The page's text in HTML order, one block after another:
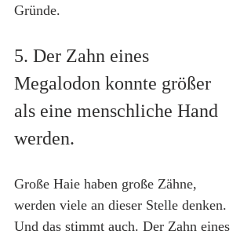
Gründe.
5. Der Zahn eines
Megalodon konnte größer
als eine menschliche Hand
werden.
Große Haie haben große Zähne,
werden viele an dieser Stelle denken.
Und das stimmt auch. Der Zahn eines